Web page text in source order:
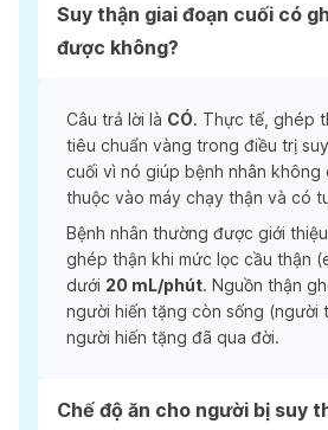
Suy thận giai đoạn cuối có
được không?
Câu trả lời là CÓ. Thực tế, ghép
tiêu chuẩn vàng trong điều trị
cuối vì nó giúp bệnh nhân không
thuộc vào máy chạy thận và có
Bệnh nhân thường được giới
ghép thận khi mức lọc cầu thận
dưới 20 mL/phút. Nguồn thận
người hiến tặng còn sống (người
người hiến tặng đã qua đời.
Chế độ ăn cho người bị suy